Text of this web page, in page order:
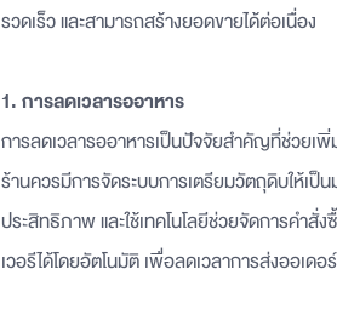
รวดเร็ว และสามารถสร้างยอดขายได้ต่อเนื่อง
1. การลดเวลารออาหาร
การลดเวลารออาหารเป็นปัจจัยสำคัญที่ช่วยเ
ร้านควรมีการจัดระบบการเตรียมวัตถุดิบให้เป็
ประสิทธิภาพ และใช้เทคโนโลยีช่วยจัดการคำ
เวอรีได้โดยอัตโนมัติ เพื่อลดเวลาการส่งออเดอ